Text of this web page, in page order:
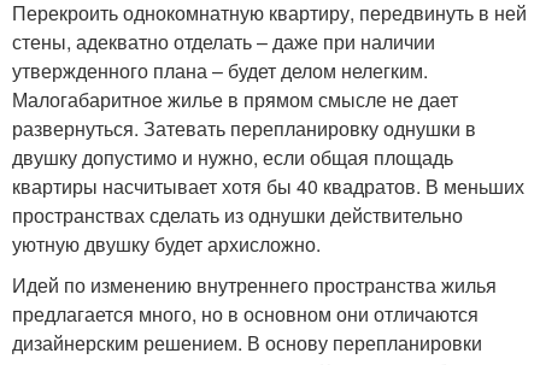
Перекроить однокомнатную квартиру, передвинуть в ней
стены, адекватно отделать – даже при наличии
утвержденного плана – будет делом нелегким.
Малогабаритное жилье в прямом смысле не дает
развернуться. Затевать перепланировку однушки в
двушку допустимо и нужно, если общая площадь
квартиры насчитывает хотя бы 40 квадратов. В меньших
пространствах сделать из однушки действительно
уютную двушку будет архисложно.
Идей по изменению внутреннего пространства жилья
предлагается много, но в основном они отличаются
дизайнерским решением. В основу перепланировки